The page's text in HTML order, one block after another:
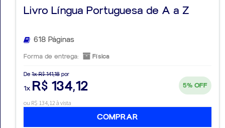
Notícias
VIVO
GRATUITAS!
Livro Língua Portuguesa de A a Z
618 Páginas
Forma de entrega: Física
De 1x R$ 141,18 por
1x R$ 134,12 5% OFF
ou R$ 134,12 à vista
COMPRAR